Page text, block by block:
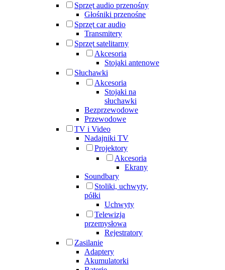
Sprzęt audio przenośny
Głośniki przenośne
Sprzęt car audio
Transmitery
Sprzęt satelitarny
Akcesoria
Stojaki antenowe
Słuchawki
Akcesoria
Stojaki na
słuchawki
Bezprzewodowe
Przewodowe
TV i Video
Nadajniki TV
Projektory
Akcesoria
Ekrany
Soundbary
Stoliki, uchwyty,
półki
Uchwyty
Telewizja
przemysłowa
Rejestratory
Zasilanie
Adaptery
Akumulatorki